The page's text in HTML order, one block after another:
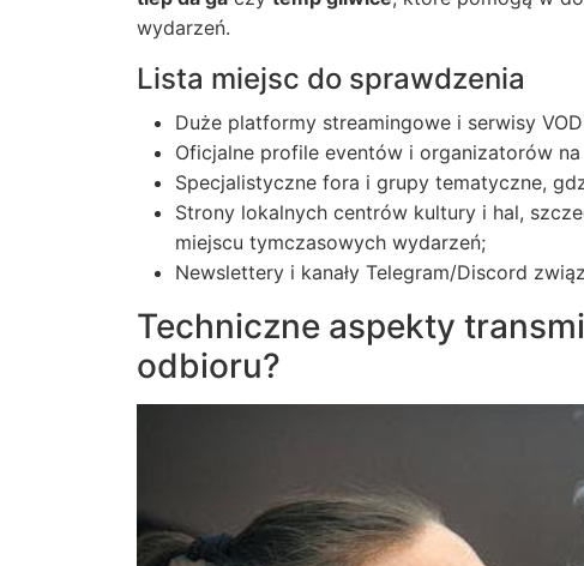
wydarzeń.
Lista miejsc do sprawdzenia
Duże platformy streamingowe i serwisy
Oficjalne profile eventów i organizatorów
Specjalistyczne fora i grupy tematyczne,
Strony lokalnych centrów kultury i hal,
miejscu tymczasowych wydarzeń;
Newslettery i kanały Telegram/Discord
Techniczne aspekty
odbioru?